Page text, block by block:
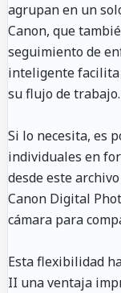
agrupan en un
Canon, que
seguimiento de
inteligente facilita
su flujo de trabajo.
Si lo necesita, es
individuales en
desde este
Canon Digital
cámara para
Esta flexibilidad
II una ventaja